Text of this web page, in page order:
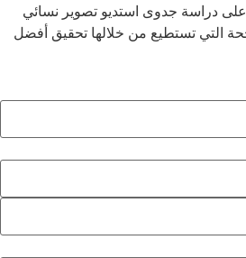
دراسة جدوى استديو تصوير نسائي
التي تستطيع من خلالها تحقيق أفضل